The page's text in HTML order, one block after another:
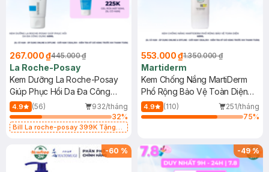
267.000 ₫445.000 ₫
La Roche-Posay
Kem Dưỡng La Roche-Posay
Giúp Phục Hồi Da Đa Công
Dụng 40ml
4.9 (56)
932/tháng
32%
Bill La roche-posay 399K Tặng
(SL có hạn)
553.000 ₫1.350.000 ₫
Martiderm
Kem Chống Nắng MartiDerm
Phổ Rộng Bảo Vệ Toàn Diện
40ml
4.9 (110)
251/tháng
75%
-60 % -49%